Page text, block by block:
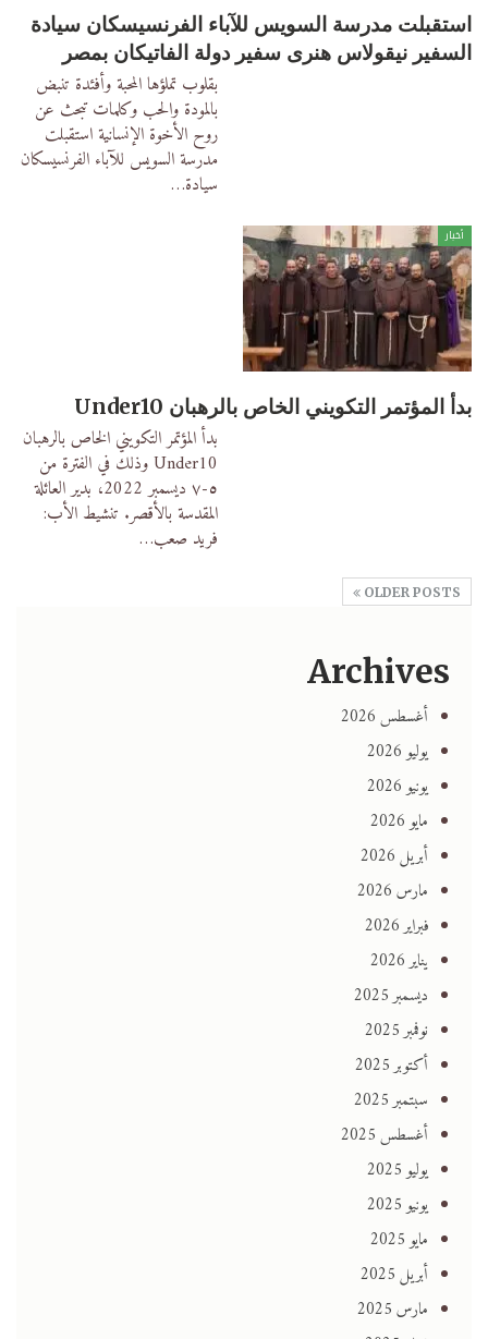
استقبلت مدرسة السويس للآباء الفرنسيسكان سيادة
السفير نيقولاس هنرى سفير دولة الفاتيكان بمصر
بقلوب تملؤها المحبة وأفئدة تنبض
بالمودة والحب وكلمات تبحث عن
روح الأخوة الإنسانية استقبلت
مدرسة السويس للآباء الفرنسيسكان
سيادة…
أخبار
بدأ المؤتمر التكويني الخاص بالرهبان Under10
بدأ المؤتمر التكويني الخاص بالرهبان
Under10وذلك في الفترة من
٥-٧ ديسمبر 2022، بدير العائلة
المقدسة بالأقصر. تنشيط الأب:
فريد صعب…
OLDER POSTS
Archives
أغسطس 2026
يوليو 2026
يونيو 2026
مايو 2026
أبريل 2026
مارس 2026
فبراير 2026
يناير 2026
ديسمبر 2025
نوفمبر 2025
أكتوبر 2025
سبتمبر 2025
أغسطس 2025
يوليو 2025
يونيو 2025
مايو 2025
أبريل 2025
مارس 2025